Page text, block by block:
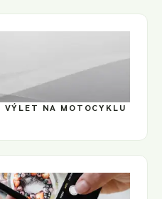
VÝLET NA MOTOCYKLU